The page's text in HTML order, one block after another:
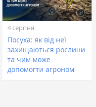
4 серпня
Посуха: як від неї
захищаються рослини
та чим може
допомогти агроном